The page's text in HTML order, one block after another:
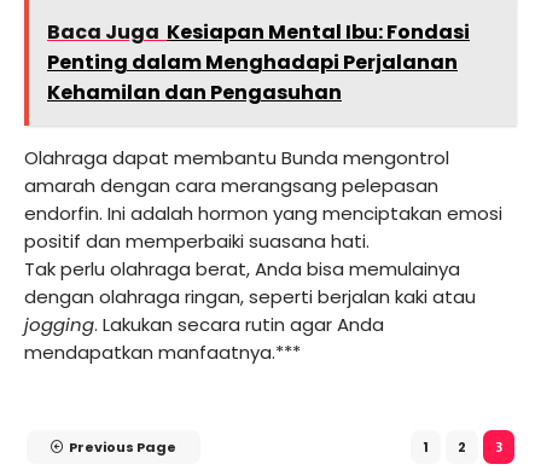
Baca Juga Kesiapan Mental Ibu: Fondasi
Penting dalam Menghadapi Perjalanan
Kehamilan dan Pengasuhan
Olahraga dapat membantu Bunda mengontrol
amarah dengan cara merangsang pelepasan
endorfin. Ini adalah hormon yang menciptakan emosi
positif dan memperbaiki suasana hati.
Tak perlu olahraga berat, Anda bisa memulainya
dengan olahraga ringan, seperti berjalan kaki atau
jogging. Lakukan secara rutin agar Anda
mendapatkan manfaatnya.***
Previous Page 1 2 3